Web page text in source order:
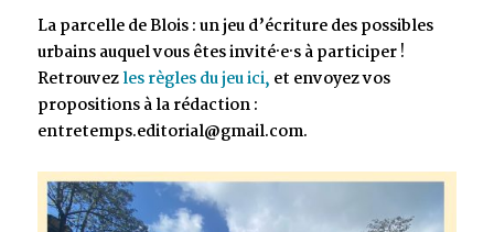
La parcelle de Blois : un jeu d’écriture des possibles
urbains auquel vous êtes invité·e·s à participer !
Retrouvezles règles du jeu ici, et envoyez vos
propositions à la rédaction :
entretemps.editorial@gmail.com.